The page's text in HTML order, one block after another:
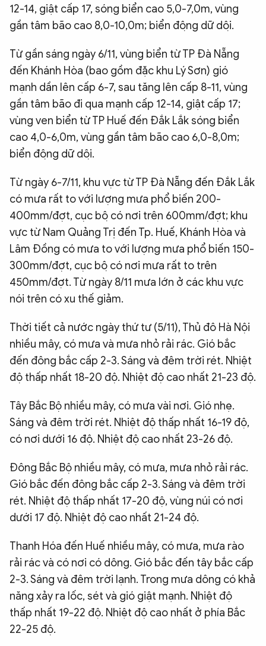
12-14, giật cấp 17, sóng biển cao 5,0-7,0m, vùng
gần tâm bão cao 8,0-10,0m; biển động dữ dội.
Từ gần sáng ngày 6/11, vùng biển từ TP Đà Nẵng
đến Khánh Hòa (bao gồm đặc khu Lý Sơn) gió
mạnh dần lên cấp 6-7, sau tăng lên cấp 8-11, vùng
gần tâm bão đi qua mạnh cấp 12-14, giật cấp 17;
vùng ven biển từ TP Huế đến Đắk Lắk sóng biển
cao 4,0-6,0m, vùng gần tâm bão cao 6,0-8,0m;
biển động dữ dội.
Từ ngày 6-7/11, khu vực từ TP Đà Nẵng đến Đắk Lắk
có mưa rất to với lượng mưa phổ biến 200-
400mm/đợt, cục bộ có nơi trên 600mm/đợt; khu
vực từ Nam Quảng Trị đến Tp. Huế, Khánh Hòa và
Lâm Đồng có mưa to với lượng mưa phổ biến 150-
300mm/đợt, cục bộ có nơi mưa rất to trên
450mm/đợt. Từ ngày 8/11 mưa lớn ở các khu vực
nói trên có xu thế giảm.
Thời tiết cả nước ngày thứ tư (5/11), Thủ đô Hà Nội
nhiều mây, có mưa và mưa nhỏ rải rác. Gió bắc
đến đông bắc cấp 2-3. Sáng và đêm trời rét. Nhiệt
độ thấp nhất 18-20 độ. Nhiệt độ cao nhất 21-23 độ.
Tây Bắc Bộ nhiều mây, có mưa vài nơi. Gió nhẹ.
Sáng và đêm trời rét. Nhiệt độ thấp nhất 16-19 độ,
có nơi dưới 16 độ. Nhiệt độ cao nhất 23-26 độ.
Đông Bắc Bộ nhiều mây, có mưa, mưa nhỏ rải rác.
Gió bắc đến đông bắc cấp 2-3. Sáng và đêm trời
rét. Nhiệt độ thấp nhất 17-20 độ, vùng núi có nơi
dưới 17 độ. Nhiệt độ cao nhất 21-24 độ.
Thanh Hóa đến Huế nhiều mây, có mưa, mưa rào
rải rác và có nơi có dông. Gió bắc đến tây bắc cấp
2-3. Sáng và đêm trời lạnh. Trong mưa dông có khả
năng xảy ra lốc, sét và gió giật mạnh. Nhiệt độ
thấp nhất 19-22 độ. Nhiệt độ cao nhất ở phía Bắc
22-25 độ.